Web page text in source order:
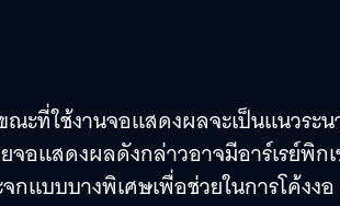
ะที่ใช้งานจอแสดงผลจะเป็นแนวระ
อแสดงผลดังกล่าวอาจมีอาร์เรย์พิก
แบบบางพิเศษเพื่อช่วยในการโค้งงอ